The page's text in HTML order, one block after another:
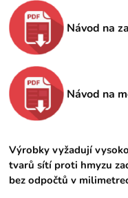
Návod na
Návod na
Výrobky vyžadují
tvarů sítí proti hmyzu
bez odpočtů v